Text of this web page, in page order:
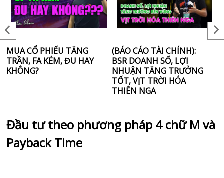
MUA CỔ PHIẾU TĂNG
TRẦN, FA KÉM, ĐU HAY
KHÔNG?
(BÁO CÁO TÀI CHÍNH):
BSR DOANH SỐ, LỢI
NHUẬN TĂNG TRƯỞNG
TỐT, VỊT TRỜI HÓA
THIÊN NGA
Đầu tư theo phương pháp 4 chữ M và
Payback Time